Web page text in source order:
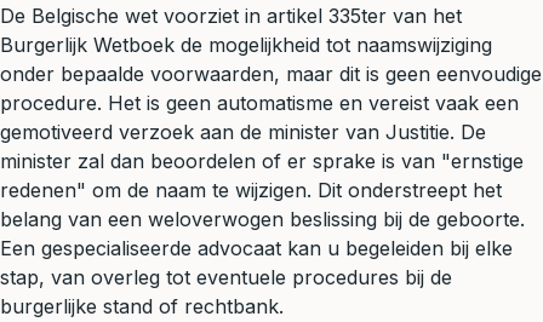
De Belgische wet voorziet in artikel 335ter van het
Burgerlijk Wetboek de mogelijkheid tot naamswijziging
onder bepaalde voorwaarden, maar dit is geen eenvoudige
procedure. Het is geen automatisme en vereist vaak een
gemotiveerd verzoek aan de minister van Justitie. De
minister zal dan beoordelen of er sprake is van "ernstige
redenen" om de naam te wijzigen. Dit onderstreept het
belang van een weloverwogen beslissing bij de geboorte.
Een gespecialiseerde advocaat kan u begeleiden bij elke
stap, van overleg tot eventuele procedures bij de
burgerlijke stand of rechtbank.